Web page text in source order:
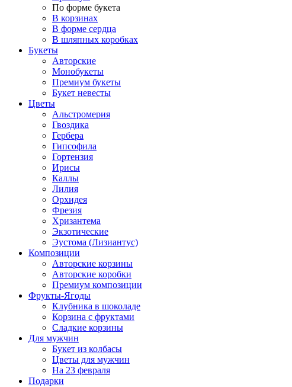
По форме букета
В корзинах
В форме сердца
В шляпных коробках
Букеты
Авторские
Монобукеты
Премиум букеты
Букет невесты
Цветы
Альстромерия
Гвоздика
Гербера
Гипсофила
Гортензия
Ирисы
Каллы
Лилия
Орхидея
Фрезия
Хризантема
Экзотические
Эустома (Лизиантус)
Композиции
Авторские корзины
Авторские коробки
Премиум композиции
Фрукты-Ягоды
Клубника в шоколаде
Корзина с фруктами
Сладкие корзины
Для мужчин
Букет из колбасы
Цветы для мужчин
На 23 февраля
Подарки